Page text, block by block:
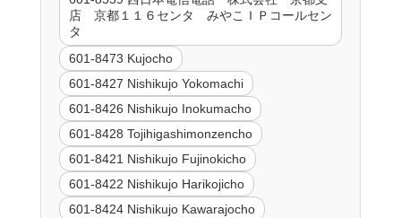
店 京都１１６センタ みやこＩＰコールセン
タ
601-8473 Kujocho
601-8427 Nishikujo Yokomachi
601-8426 Nishikujo Inokumacho
601-8428 Tojihigashimonzencho
601-8421 Nishikujo Fujinokicho
601-8422 Nishikujo Harikojicho
601-8424 Nishikujo Kawarajocho